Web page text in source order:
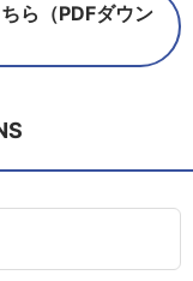
ら（PDFダウン